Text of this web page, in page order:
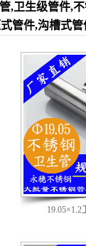
,卫生级管件,
管件,沟槽式
19.05×1.2